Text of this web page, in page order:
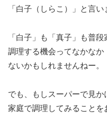
「白子（しらこ）」と言い
「白子」も「真子」も普段
調理する機会ってなかなか
ないかもしれませんねー。
でも、もしスーパーで見か
家庭で調理してみることを